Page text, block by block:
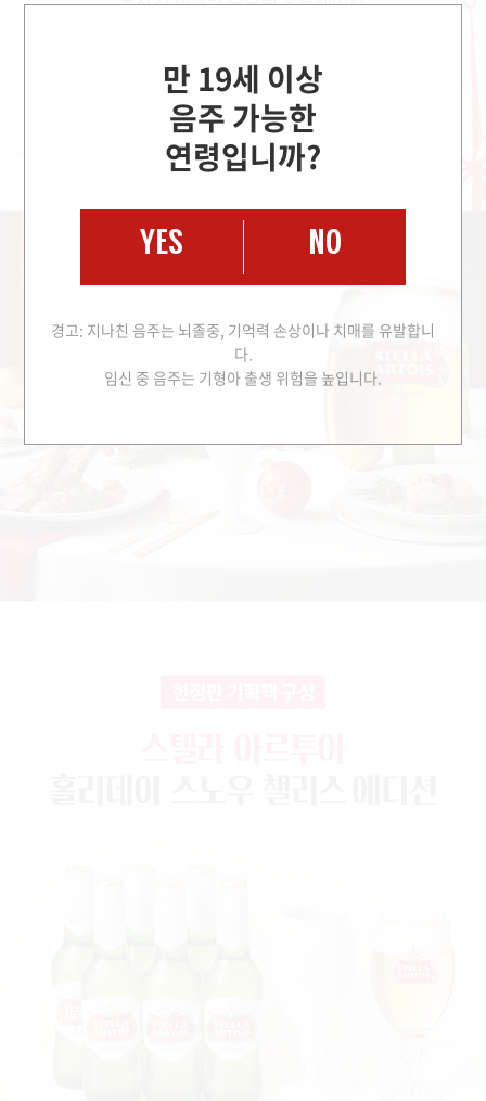
만 19세 이상
음주 가능한
연령입니까?
YES NO
경고: 지나친 음주는 뇌졸중, 기억력 손상이나 치매를 유발합니
다.
임신 중 음주는 기형아 출생 위험을 높입니다.